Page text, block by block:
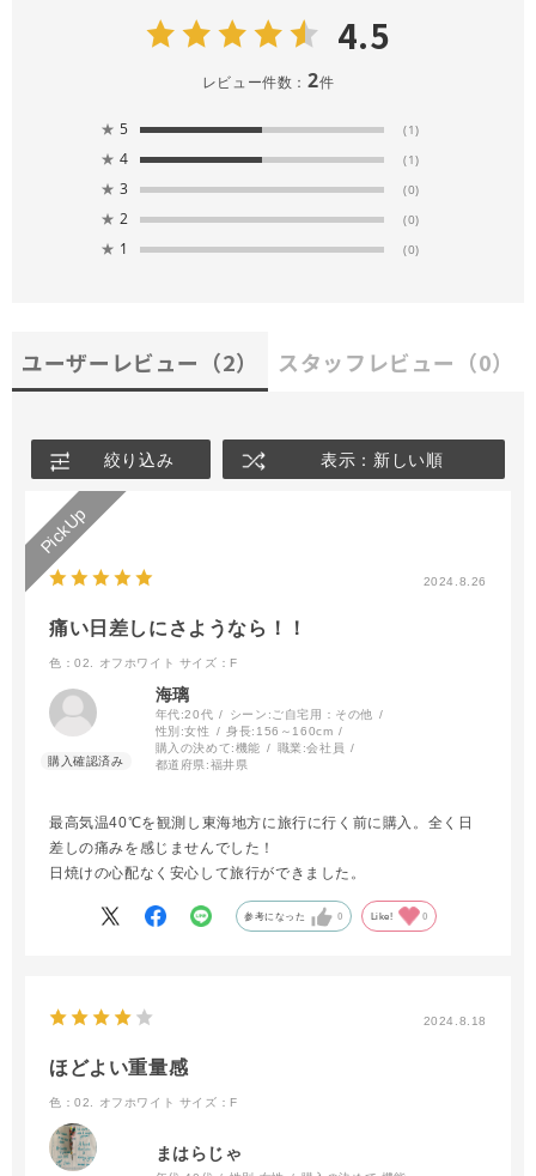
4.5
レビュー件数： 2件
★ 5 (1)
★ 4 (1)
★ 3 (0)
★ 2 (0)
★ 1 (0)
ユーザーレビュー （2） スタッフレビュー （0）
絞り込み 表示：新しい順
2024.8.26
痛い日差しにさようなら！！
色：02. オフホワイト サイズ：F
海璃
年代:20代 シーン:ご自宅用：その他
性別:女性 身長: 156～160cm
購入の決めて:機能 職業:会社員
都道府県:福井県
最高気温40℃を観測し東海地方に旅行に行く前に購入。全く日
差しの痛みを感じませんでした！
日焼けの心配なく安心して旅行ができました。
参考になった 0 Like! 0
2024.8.18
ほどよい重量感
色：02. オフホワイト サイズ：F
まはらじゃ